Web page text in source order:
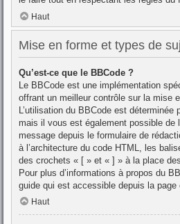
Haut
Mise en forme et types de
Qu’est-ce que le BBCode ?
Le BBCode est une implémentation
offrant un meilleur contrôle sur la mise
L’utilisation du BBCode est déterminée
mais il vous est également possible de
message depuis le formulaire de
à l’architecture du code HTML, les
des crochets « [ » et « ] » à la place
Pour plus d’informations à propos du
guide qui est accessible depuis la page
Haut